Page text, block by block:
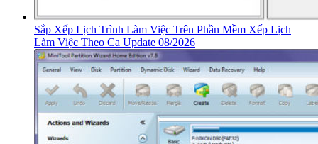
Sắp Xếp Lịch Trình Làm Việc Trên Phần Mềm Xếp Lịch
Làm Việc Theo Ca Update 08/2026